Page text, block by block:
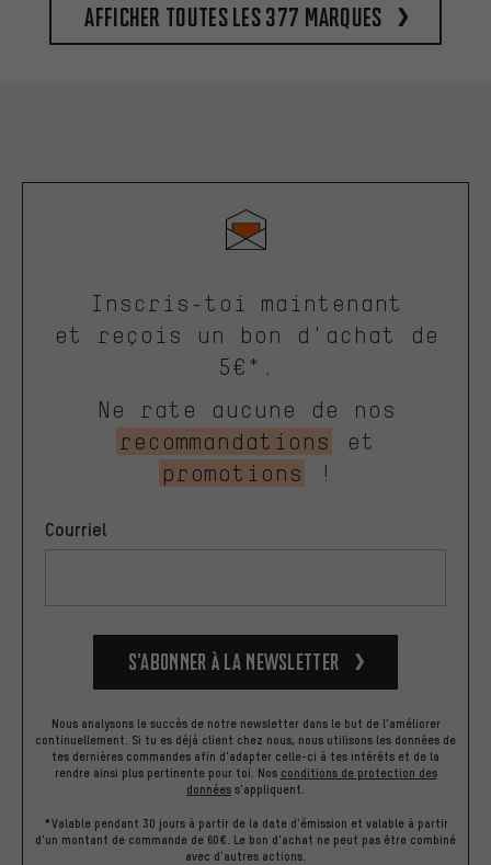
Afficher toutes les 377 marques
Inscris-toi maintenant
et reçois un bon d'achat de
5€*.
Ne rate aucune de nos
recommandations
et
promotions
!
Courriel
S’abonner à la newsletter
Nous analysons le succès de notre newsletter dans le but de l'améliorer
continuellement. Si tu es déjà client chez nous, nous utilisons les données de
tes dernières commandes afin d'adapter celle-ci à tes intérêts et de la
rendre ainsi plus pertinente pour toi. Nos conditions de protection des
données s'appliquent.
*Valable pendant 30 jours à partir de la date d'émission et valable à partir
d'un montant de commande de 60€. Le bon d'achat ne peut pas être combiné
avec d'autres actions.